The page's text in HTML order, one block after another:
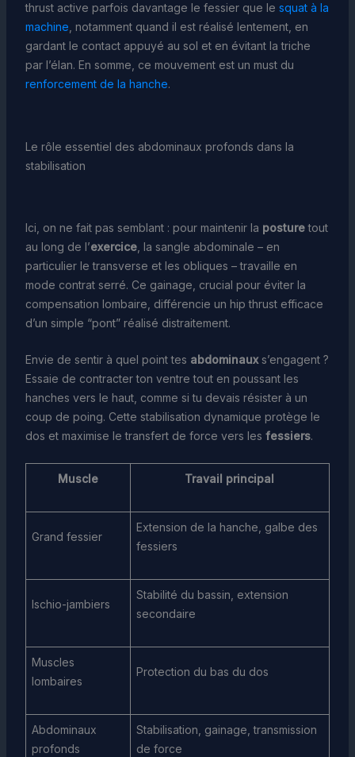
thrust active parfois davantage le fessier que le squat à la
machine, notamment quand il est réalisé lentement, en
gardant le contact appuyé au sol et en évitant la triche
par l’élan. En somme, ce mouvement est un must du
renforcement de la hanche.
Le rôle essentiel des abdominaux profonds dans la
stabilisation
Ici, on ne fait pas semblant : pour maintenir la posturetout
au long de l’exercice, la sangle abdominale – en
particulier le transverse et les obliques – travaille en
mode contrat serré. Ce gainage, crucial pour éviter la
compensation lombaire, différencie un hip thrust efficace
d’un simple “pont” réalisé distraitement.
Envie de sentir à quel point tes abdominauxs’engagent ?
Essaie de contracter ton ventre tout en poussant les
hanches vers le haut, comme si tu devais résister à un
coup de poing. Cette stabilisation dynamique protège le
dos et maximise le transfert de force vers les fessiers.
Muscle Travail principal
Grand fessier
Extension de la hanche, galbe des
fessiers
Ischio-jambiers
Stabilité du bassin, extension
secondaire
Muscles
lombaires
Protection du bas du dos
Abdominaux
profonds
Stabilisation, gainage, transmission
de force